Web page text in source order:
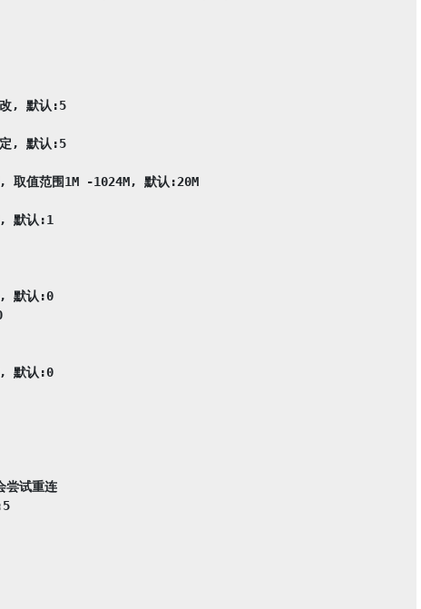
改, 默认:5
定, 默认:5
取值范围1M -1024M, 默认:20M
默认:1
, 默认:0
, 默认:0
尝试重连